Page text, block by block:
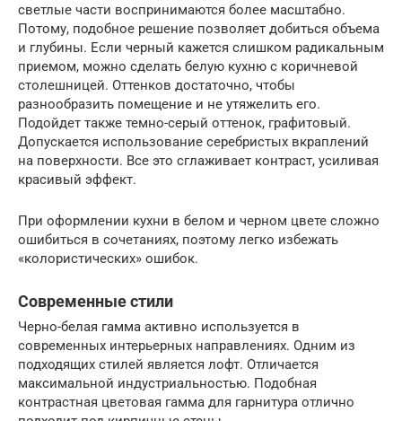
светлые части воспринимаются более масштабно.
Потому, подобное решение позволяет добиться объема
и глубины. Если черный кажется слишком радикальным
приемом, можно сделать белую кухню с коричневой
столешницей. Оттенков достаточно, чтобы
разнообразить помещение и не утяжелить его.
Подойдет также темно-серый оттенок, графитовый.
Допускается использование серебристых вкраплений
на поверхности. Все это сглаживает контраст, усиливая
красивый эффект.
При оформлении кухни в белом и черном цвете сложно
ошибиться в сочетаниях, поэтому легко избежать
«колористических» ошибок.
Современные стили
Черно-белая гамма активно используется в
современных интерьерных направлениях. Одним из
подходящих стилей является лофт. Отличается
максимальной индустриальностью. Подобная
контрастная цветовая гамма для гарнитура отлично